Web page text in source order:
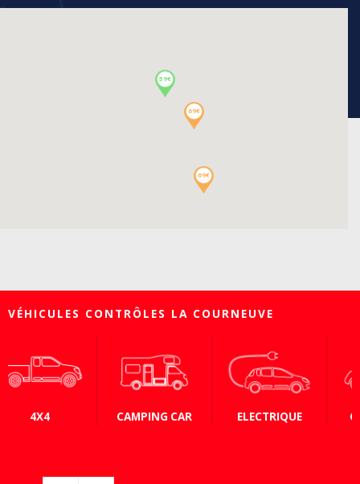
59€
69€
69€
VÉHICULES CONTRÔLES LA COURNEUVE
CAMPING CAR ELECTRIQUE COLLECTION